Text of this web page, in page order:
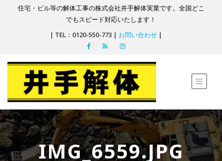
住宅・ビル等の解体工事の株式会社井手解体実業です。全国どこ
でもスピード対応いたします！
| TEL：0120-550-773 | お問い合わせ |
IMG_6559.JPG